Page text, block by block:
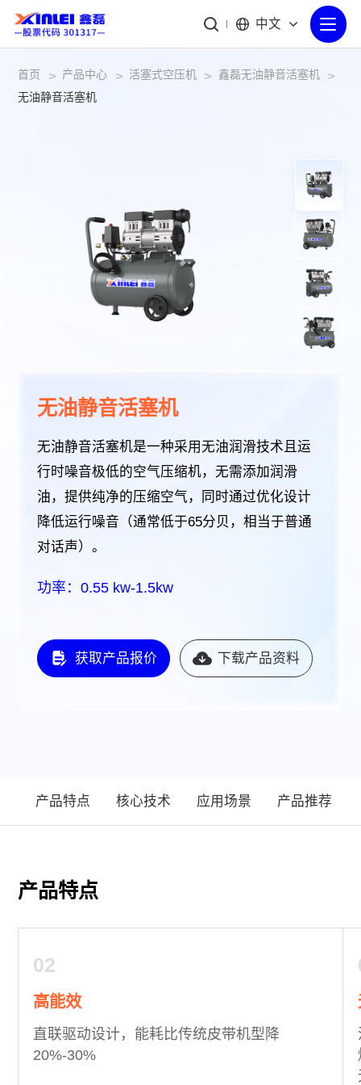
中文
首页 > 产品中心 > 活塞式空压机 > 鑫磊无油静音活塞机 >
无油静音活塞机
无油静音活塞机
无油静音活塞机是一种采用无油润滑技术且运
行时噪音极低的空气压缩机，无需添加润滑
油，提供纯净的压缩空气，同时通过优化设计
降低运行噪音（通常低于65分贝，相当于普通
对话声）。
功率：0.55 kw-1.5kw
获取产品报价 下载产品资料
产品特点 核心技术 应用场景 产品推荐
产品特点
02
高能效
直联驱动设计，能耗比传统皮带机型降
20%-30%